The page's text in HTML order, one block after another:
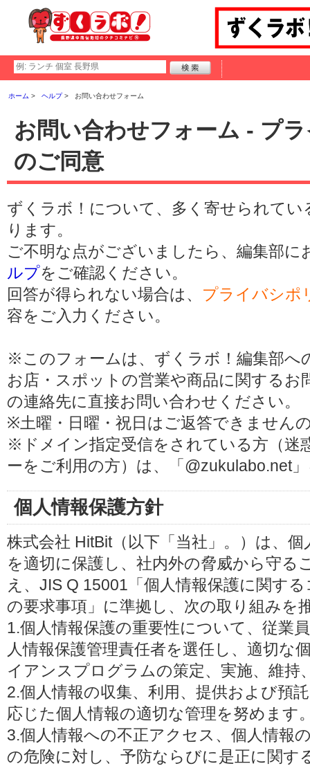
ホーム ヘルプ お問い合わせフォーム
お問い合わせフォーム - プ
のご同意
ずくラボ！について、多く寄せられてい
ります。
ご不明な点がございましたら、編集部
ルプをご確認ください。
回答が得られない場合は、 プライバシポ
容をご入力ください。
※このフォームは、ずくラボ！編集部へ
お店・スポットの営業や商品に関する
の連絡先に直接お問い合わせください。
※土曜・日曜・祝日はご返答できません
※ドメイン指定受信をされている方（迷
ーをご利用の方）は、「@zukulabo.net
個人情報保護方針
株式会社 HitBit（以下「当社」。）は、
を適切に保護し、社内外の脅威から守る
え、JIS Q 15001「個人情報保護に関す
の要求事項」に準拠し、次の取り組みを
1.個人情報保護の重要性について、従業
人情報保護管理責任者を選任し、適切な
イアンスプログラムの策定、実施、維持
2.個人情報の収集、利用、提供および預
応じた個人情報の適切な管理を努めます
3.個人情報への不正アクセス、個人情報
の危険に対し、予防ならびに是正に関す